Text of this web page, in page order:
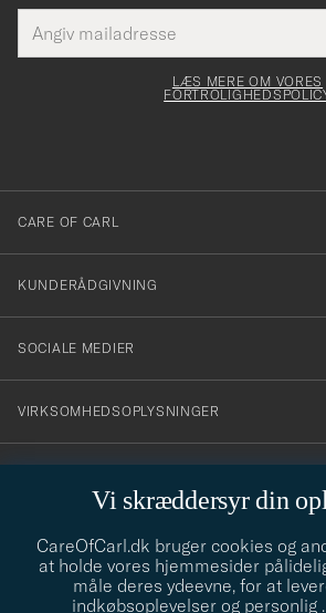
Vi skræddersyr din
CareOfCarl.dk bruger cookies og
at holde vores hjemmesider
måle deres ydeevne, for at
indkøbsoplevelser og personlig
mailadresse
skal
Tack
för
dig
till
vårt
nyhetsbrev!
LÆS MERE OM VORES
CARE OF CARL
KUNDERÅDGIVNING
SOCIALE MEDIER
VIRKSOMHEDSOPLYSNINGER
info@careofcarl.dk
Behøver du hjælp til at finde din stil? Lad
gerne til!
STILRÅD